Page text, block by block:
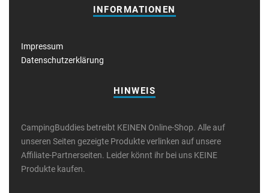
INFORMATIONEN
Impressum
Datenschutzerklärung
HINWEIS
CampingBuddies betreibt KEINEN Online-Shop. Alle auf
unseren Seiten gezeigte Produkte verlinken auf unsere
Affiliate-Partnerseiten. Leider könnt ihr bei uns KEINE
Produkte kaufen.